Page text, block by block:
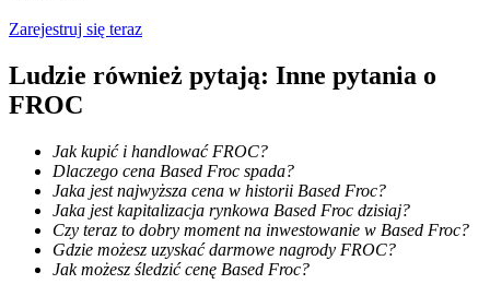
Przewodnik
Przewodnik dla początkujących dotyczący kontraktów futures
Zarejestruj się teraz
Ludzie również pytają: Inne pytania o
FROC
Jak kupić i handlować FROC?
Dlaczego cena Based Froc spada?
Jaka jest najwyższa cena w historii Based Froc?
Jaka jest kapitalizacja rynkowa Based Froc dzisiaj?
Czy teraz to dobry moment na inwestowanie w Based Froc?
Gdzie możesz uzyskać darmowe nagrody FROC?
Jak możesz śledzić cenę Based Froc?